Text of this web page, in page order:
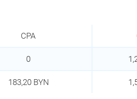
CPA
0
183,20 BYN